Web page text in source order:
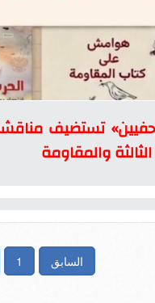
تستضيف
والمقاومة
السابق 1